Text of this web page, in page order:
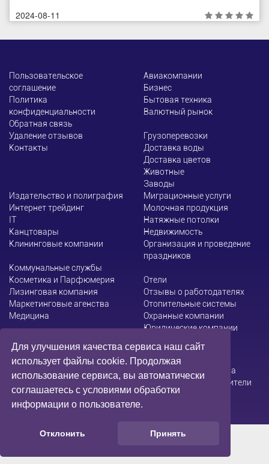
Для улучшения качества сервиса наш сайт
использует файлы cookie. Продолжая
использование сервиса, вы автоматически
соглашаетесь с условиями обработки
информации о пользователе.
Отклонить Принять
2024-08-11
Пользовательское
соглашение
Политика
конфиденциальности
Обратная связь
Удаление отзывов
Контакты
Авиакомпании
Бизнес
Бытовая техника
Валютный рынок
Грузоперевозки
Доставка воды
Доставка цветов
Животные
Заводы
Издательство и полиграфия
Интернет трейдинг
ІТ
Канцтовары
Клининговые компании
Коммунальные службы
Косметика и Парфюмерия
Лизинговая компания
Маркетинговые агенства
Медицина
Миграционные услуги
Молочная продукция
Натяжные потолки
Недвижимость
Организация и проведение
праздников
Отели
Отзывы о работодателях
Отопительные системы
Охранные компании
Юридические компании
Администрация сайта не несет ответственности за
содержание информации, которую размещают посетители